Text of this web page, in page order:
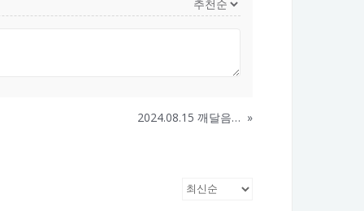
2024.08.15 깨달음… »